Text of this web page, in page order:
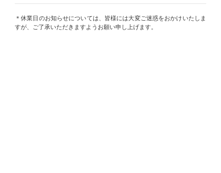
＊休業日のお知らせについては、皆様には大変ご迷惑をおかけいたしま
すが、ご了承いただきますようお願い申し上げます。